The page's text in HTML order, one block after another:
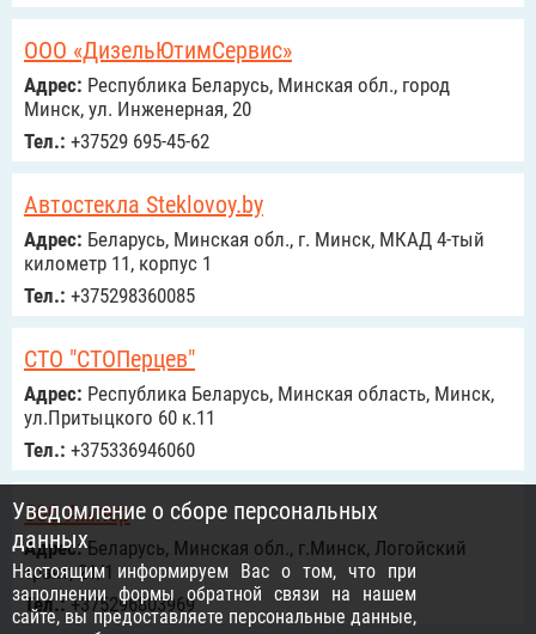
ООО «ДизельЮтимСервис»
Адрес: Республика Беларусь, Минская обл., город
Минск, ул. Инженерная, 20
Тел.: +37529 695-45-62
Автостекла Steklovoy.by
Адрес: Беларусь, Минская обл., г. Минск, МКАД 4-тый
километр 11, корпус 1
Тел.: +375298360085
СТО "СТОПерцев"
Адрес: Республика Беларусь, Минская область, Минск,
ул.Притыцкого 60 к.11
Тел.: +375336946060
500 Ампер
Адрес:Беларусь, Минская обл., г.Минск, Логойский
тракт, 21/1
Тел.:+375296803969
Уведомление о сборе персональных
данных
Настоящим информируем Вас о том, что при
заполнении формы обратной связи на нашем
сайте, вы предоставляете персональные данные,